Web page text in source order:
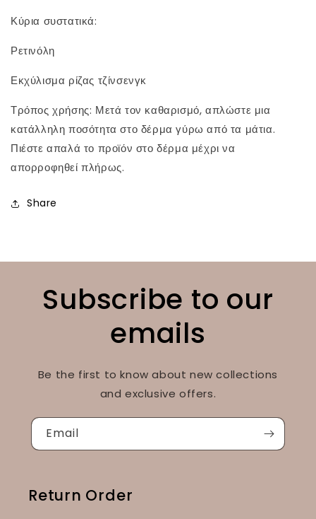
Κύρια συστατικά:
Ρετινόλη
Εκχύλισμα ρίζας τζίνσενγκ
Τρόπος χρήσης: Μετά τον καθαρισμό, απλώστε μια
κατάλληλη ποσότητα στο δέρμα γύρω από τα μάτια.
Πιέστε απαλά το προϊόν στο δέρμα μέχρι να
απορροφηθεί πλήρως.
Share
Subscribe to our
emails
Be the first to know about new collections
and exclusive offers.
Email
Return Order